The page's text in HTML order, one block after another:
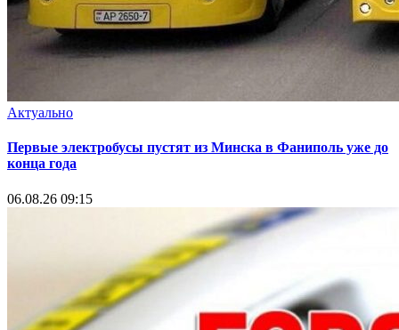
Актуально
Первые электробусы пустят из Минска в Фаниполь уже до
конца года
06.08.26 09:15